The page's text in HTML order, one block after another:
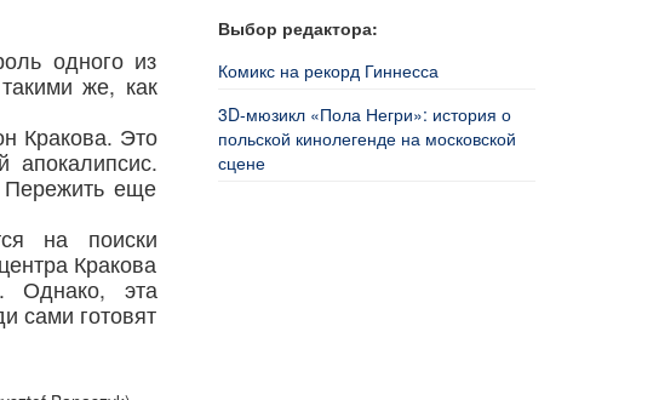
одного из
же, как
Кракова. Это
апокалипсис.
еще
на поиски
Кракова
Однако, эта
сами готовят
Выбор редактора:
Комикс на рекорд Гиннесса
3D-мюзикл «Пола Негри»: история о
польской кинолегенде на московской
сцене